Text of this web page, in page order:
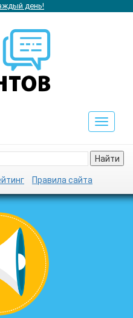
день!
Toggle
Найти
Правила сайта